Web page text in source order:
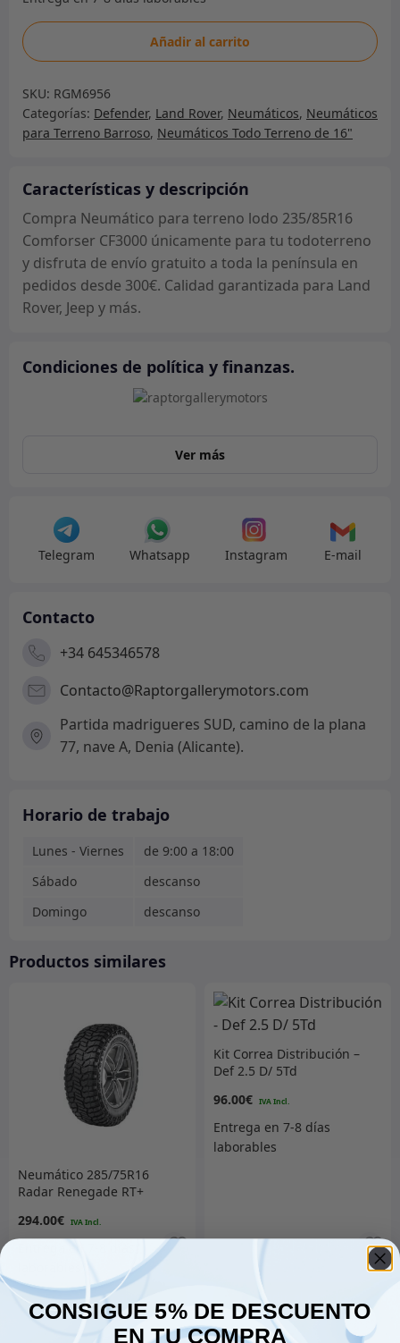
Neumático
para
lodo
235/85R16
Comforser
únicamente
cantidad
Añadir al carrito
SKU: RGM6956
Categorías: Defender, Land Rover, Neumáticos, Neumáticos
para Terreno Barroso, Neumáticos Todo Terreno de 16"
Características y descripción
Compra Neumático para terreno lodo 235/85R16
Comforser CF3000 únicamente para tu todoterreno
y disfruta de envío gratuito a toda la península en
pedidos desde 300€. Calidad garantizada para Land
Rover, Jeep y más.
Condiciones de política y finanzas.
Ver más
Telegram Whatsapp Instagram E-mail
Contacto
+34 645346578
Contacto@Raptorgallerymotors.com
Partida madrigueres SUD, camino de la plana
77, nave A, Denia (Alicante).
Horario de trabajo
Lunes - Viernes
de 9:00 a 18:00
Sábado
descanso
Domingo
descanso
Productos similares
Neumático 285/75R16
Radar Renegade RT+
294.00€
Añadir al carrito
Kit Correa Distribución –
Def 2.5 D/ 5Td
96.00€
Añadir al carrito
CONSIGUE 5% DE DESCUENTO
EN TU COMPRA